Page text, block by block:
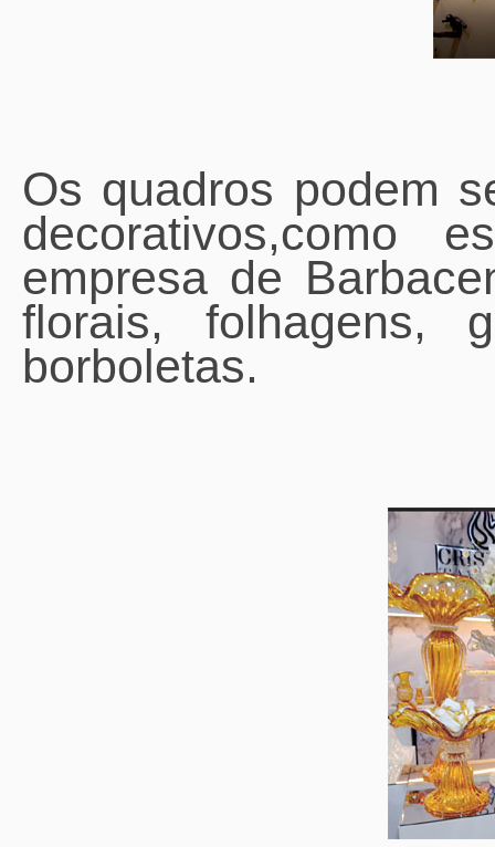
Os quadros podem
decorativos,como
empresa de
florais, folhagens,
borboletas.